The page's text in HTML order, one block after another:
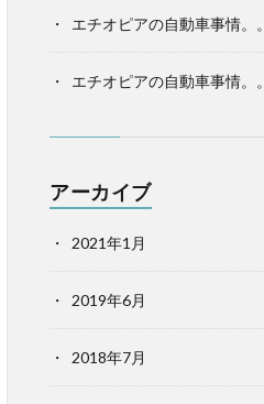
エチオピアの自動車事情。。
エチオピアの自動車事情。。
アーカイブ
2021年1月
2019年6月
2018年7月